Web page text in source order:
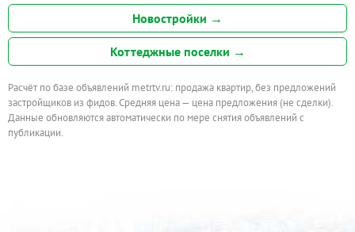
Новостройки →
Коттеджные поселки →
Расчёт по базе объявлений metrtv.ru: продажа квартир, без предложений
застройщиков из фидов. Средняя цена — цена предложения (не сделки).
Данные обновляются автоматически по мере снятия объявлений с
публикации.